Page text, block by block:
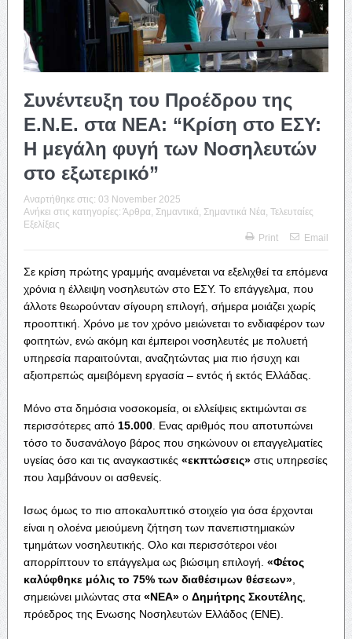
Συνέντευξη του Προέδρου της
Ε.Ν.Ε. στα ΝΕΑ: “Κρίση στο ΕΣΥ:
Η μεγάλη φυγή των Νοσηλευτών
στο εξωτερικό”
Αναρτήθηκε στις: 03 November 2025
Ανήκει στις κατηγορίες: Άρθρα Σημαντικά Σημαντικά Νέα Τελευταίες
Εξελίξεις
Print
Email
Σε κρίση πρώτης γραμμής αναμένεται να εξελιχθεί τα επόμενα
χρόνια η έλλειψη νοσηλευτών στο ΕΣΥ. Το επάγγελμα, που
άλλοτε θεωρούνταν σίγουρη επιλογή, σήμερα μοιάζει χωρίς
προοπτική. Χρόνο με τον χρόνο μειώνεται το ενδιαφέρον των
φοιτητών, ενώ ακόμη και έμπειροι νοσηλευτές με πολυετή
υπηρεσία παραιτούνται, αναζητώντας μια πιο ήσυχη και
αξιοπρεπώς αμειβόμενη εργασία – εντός ή εκτός Ελλάδας.
Μόνο στα δημόσια νοσοκομεία, οι ελλείψεις εκτιμώνται σε
περισσότερες από 15.000. Ενας αριθμός που αποτυπώνει
τόσο το δυσανάλογο βάρος που σηκώνουν οι επαγγελματίες
υγείας όσο και τις αναγκαστικές «εκπτώσεις»στις υπηρεσίες
που λαμβάνουν οι ασθενείς.
Ισως όμως το πιο αποκαλυπτικό στοιχείο για όσα έρχονται
είναι η ολοένα μειούμενη ζήτηση των πανεπιστημιακών
τμημάτων νοσηλευτικής. Ολο και περισσότεροι νέοι
απορρίπτουν το επάγγελμα ως βιώσιμη επιλογή. «Φέτος
καλύφθηκε μόλις το 75% των διαθέσιμων θέσεων»,
σημειώνει μιλώντας στα«ΝΕΑ»ο Δημήτρης Σκουτέλης,
πρόεδρος της Ενωσης Νοσηλευτών Ελλάδος (ΕΝΕ).